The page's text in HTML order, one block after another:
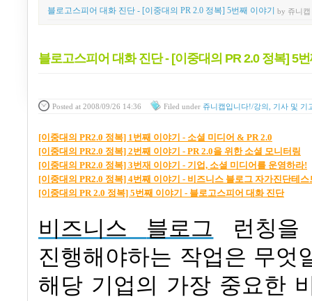
블로고스피어 대화 진단 - [이중대의 PR 2.0 정복] 5번째 이야기 by 쥬니캡
블로고스피어 대화 진단 - [이중대의 PR 2.0 정복] 5
Posted at 2008/09/26 14:36 Filed under 쥬니캡입니다!/강의, 기사 및 기
[이중대의 PR2.0 정복] 1번째 이야기 - 소셜 미디어 & PR 2.0
[이중대의 PR2.0 정복] 2번째 이야기 - PR 2.0을 위한 소셜 모니터링
[이중대의 PR2.0 정복] 3번재 이야기 - 기업, 소셜 미디어를 운영하라!
[이중대의 PR2.0 정복] 4번째 이야기 - 비즈니스 블로그 자가진단테스
[이중대의 PR 2.0 정복] 5번째 이야기 - 블로고스피어 대화 진단
비즈니스 블로그
런칭을
진행해야하는 작업은 무엇
해당 기업의 가장 중요한